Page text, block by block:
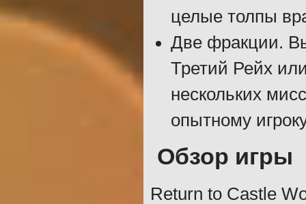
целые толпы
Две фракции.
Третий Рейх
нескольких
опытному
Обзор игры
Return to Castle